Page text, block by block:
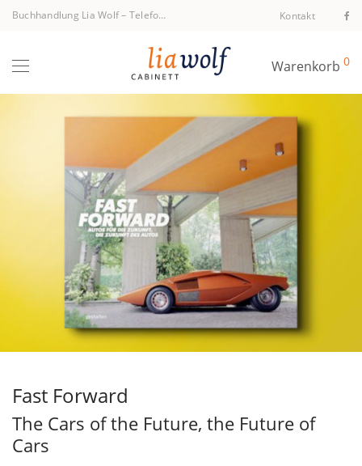
Buchhandlung Lia Wolf– Telefon +43 1 512 40 94 Kontakt
Warenkorb 0
Fast Forward
The Cars of the Future, the Future of
Cars